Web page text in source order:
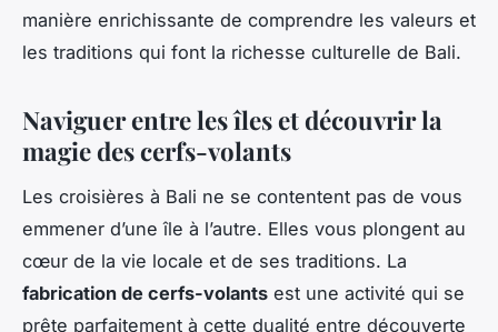
manière enrichissante de comprendre les valeurs et
les traditions qui font la richesse culturelle de Bali.
Naviguer entre les îles et découvrir la
magie des cerfs-volants
Les croisières à Bali ne se contentent pas de vous
emmener d’une île à l’autre. Elles vous plongent au
cœur de la vie locale et de ses traditions. La
fabrication de cerfs-volants est une activité qui se
prête parfaitement à cette dualité entre découverte